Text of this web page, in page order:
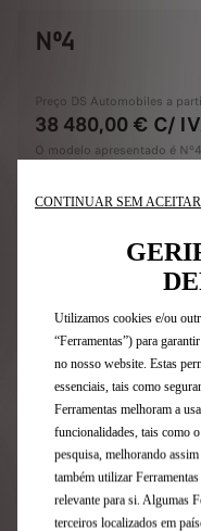
Nº4
Preço DS Automobiles a
38 480,00 € C/
O modelo apresentado é
FAQ -
Para mais
online, consulte o
STORE nas
CONTINUAR SEM
Utilizamos cookies e/ou
“Ferramentas”) para
no nosso website. Estas
essenciais, tais como
Ferramentas melhoram a
funcionalidades, tais como
pesquisa, melhorando
também utilizar
relevante para si. Algumas
terceiros localizados em